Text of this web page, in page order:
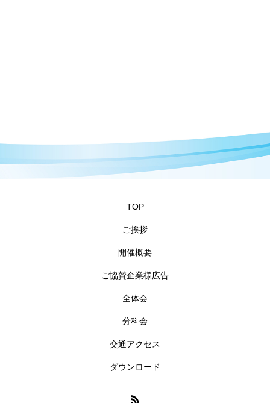
TOP
ご挨拶
開催概要
ご協賛企業様広告
全体会
分科会
交通アクセス
ダウンロード